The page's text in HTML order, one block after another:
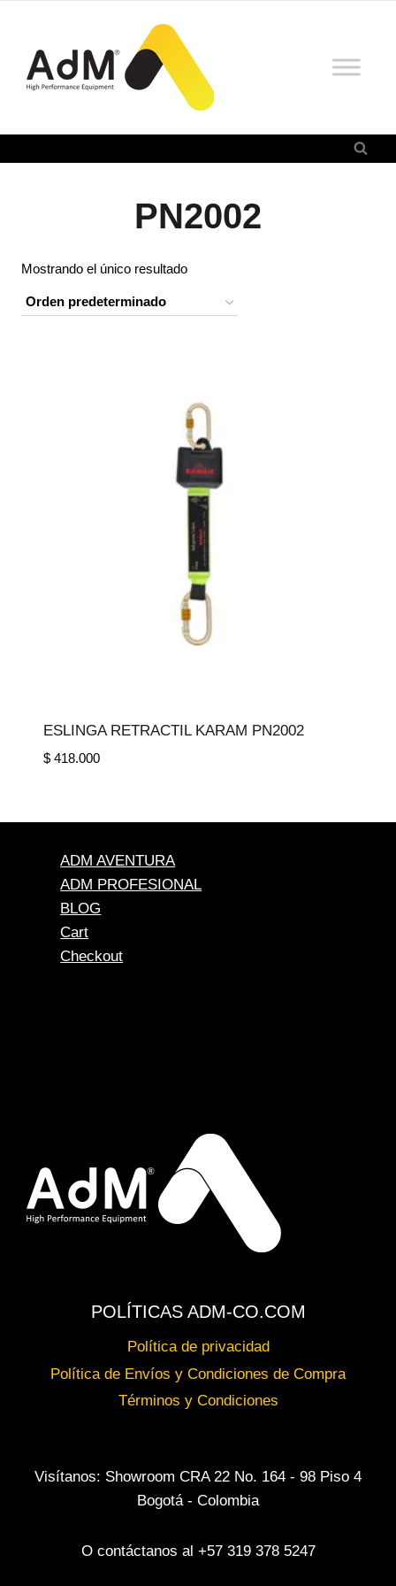
contenido
PN2002
Mostrando el único resultado
ESLINGA RETRACTIL KARAM PN2002
$418.000
ADM AVENTURA
ADM PROFESIONAL
BLOG
Cart
Checkout
POLÍTICAS ADM-CO.COM
Política de privacidad
Política de Envíos y Condiciones de Compra
Términos y Condiciones
Visítanos: Showroom CRA 22 No. 164 - 98 Piso 4
Bogotá - Colombia
O contáctanos al +57 319 378 5247